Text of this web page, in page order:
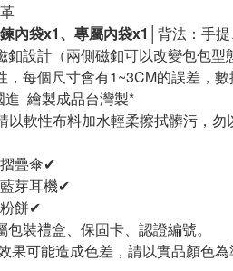
內袋x1、專屬內袋x1 │背法：手
釦設計（兩側磁釦可以改變包包型
，每個尺寸會有1~3CM的誤差，數
進 繪製成品台灣製*
以軟性布料加水輕柔擦拭髒污，勿
疊傘✔
芽耳機✔
餅✔
裝禮盒、保固卡、認證編號。
果可能造成色差，請以實品顏色為